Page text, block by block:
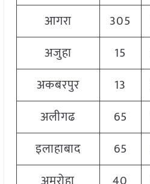
आगरा 305
अजुहा
15
अकबरपुर
13
अलीगढ
65
इलाहाबाद
65